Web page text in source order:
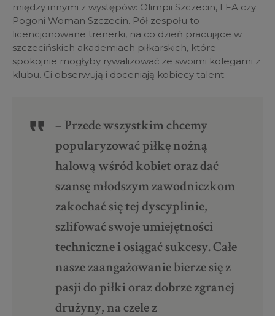
między innymi z występów: Olimpii Szczecin, LFA czy
Pogoni Woman Szczecin. Pół zespołu to
licencjonowane trenerki, na co dzień pracujące w
szczecińskich akademiach piłkarskich, które
spokojnie mogłyby rywalizować ze swoimi kolegami z
klubu. Ci obserwują i doceniają kobiecy talent.
– Przede wszystkim chcemy
popularyzować piłkę nożną
halową wśród kobiet oraz dać
szansę młodszym zawodniczkom
zakochać się tej dyscyplinie,
szlifować swoje umiejętności
techniczne i osiągać sukcesy. Całe
nasze zaangażowanie bierze się z
pasji do piłki oraz dobrze zgranej
drużyny, na czele z